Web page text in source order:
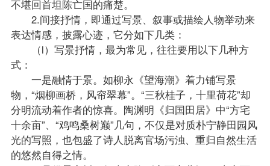
不堪回首坦陈亡国的痛楚。
2.间接抒情，即通过写景、叙事或描绘人物举动来
表达情感，披露心迹，它分如下几类：
（l）写景抒情，最为常见，往往要用以下几种方
式：
一是融情于景。如柳永《望海潮》着力铺写景
物，“烟柳画桥，风帘翠幕”。“三秋桂子，十里荷花”却
分明流动着作者的惊喜。陶渊明《归国田居》中“方宅
十余亩”、“鸡鸣桑树巅”几句，不仅是对质朴宁静田园风
光的写照，也包盛了诗人脱离官场污浊、重归自然生活
的悠然自得之情。